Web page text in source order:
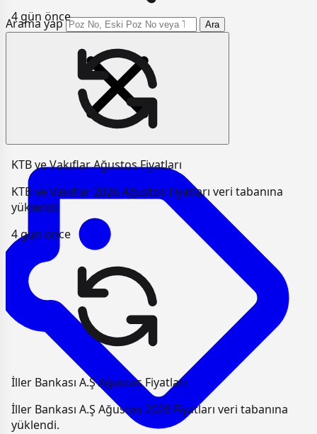
Arama yap Ara
4 gün önce
KTB ve Vakıflar Ağustos Fiyatları
KTB ve Vakıflar 2026 Ağustos Fiyatları veri tabanına
yüklendi.
4 gün önce
İller Bankası A.Ş Ağustos Fiyatları
İller Bankası A.Ş Ağustos 2026 Fiyatları veri tabanına
yüklendi.